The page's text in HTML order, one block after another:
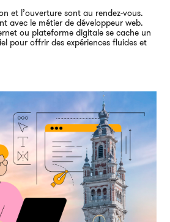
et l’ouverture sont au rendez-vous.
avec le métier de développeur web.
ou plateforme digitale se cache un
pour offrir des expériences fluides et